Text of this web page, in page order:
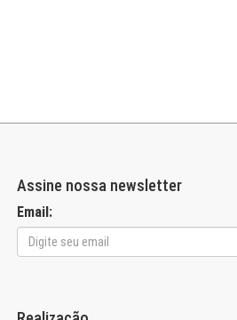
Assine nossa newsletter
Email: